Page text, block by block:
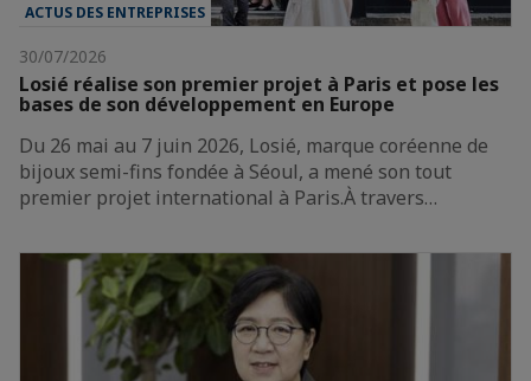
ACTUS DES ENTREPRISES
30/07/2026
Losié réalise son premier projet à Paris et pose les
bases de son développement en Europe
Du 26 mai au 7 juin 2026, Losié, marque coréenne de
bijoux semi-fins fondée à Séoul, a mené son tout
premier projet international à Paris.À travers…